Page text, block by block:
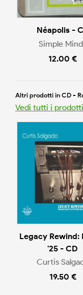
Néapolis -
Simple
12.00 €
Altri prodotti in CD -
Vedi tutti i
Legacy Rewind:
'25 - CD
Curtis
19.50 €